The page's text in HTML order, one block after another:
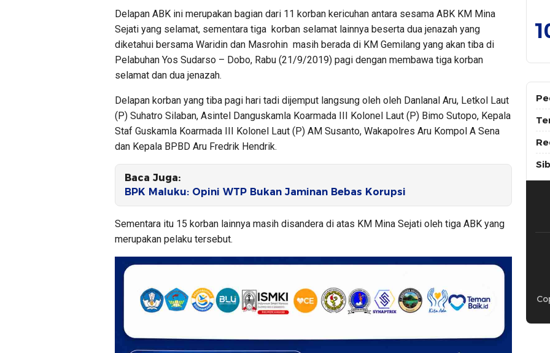
Delapan ABK ini merupakan bagian dari 11 korban kericuhan antara sesama ABK KM Mina
Sejati yang selamat, sementara tiga korban selamat lainnya beserta dua jenazah yang
diketahui bersama Waridin dan Masrohin masih berada di KM Gemilang yang akan tiba di
Pelabuhan Yos Sudarso – Dobo, Rabu (21/9/2019) pagi dengan membawa tiga korban
selamat dan dua jenazah.
Delapan korban yang tiba pagi hari tadi dijemput langsung oleh oleh Danlanal Aru, Letkol Laut
(P) Suhatro Silaban, Asintel Danguskamla Koarmada III Kolonel Laut (P) Bimo Sutopo, Kepala
Staf Guskamla Koarmada III Kolonel Laut (P) AM Susanto, Wakapolres Aru Kompol A Sena
dan Kepala BPBD Aru Fredrik Hendrik.
Baca Juga:
BPK Maluku: Opini WTP Bukan Jaminan Bebas Korupsi
Sementara itu 15 korban lainnya masih disandera di atas KM Mina Sejati oleh tiga ABK yang
merupakan pelaku tersebut.